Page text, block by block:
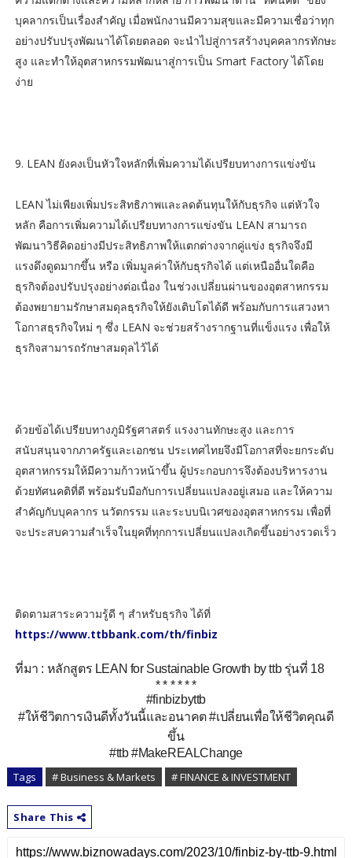
บุคลากรเป็นเรื่องสำคัญ เมื่อพนักงานมีความสุขและมีความเชื่อว่าทุก
อย่างปรับปรุงพัฒนาได้โดยตลอด จะนำไปสู่การสร้างบุคคลากรทักษะ
สูง และทำให้อุตสาหกรรมพัฒนาสู่การเป็น Smart Factory ได้โดย
ง่าย
9. LEAN ยังคงเป็นหัวใจหลักที่เพิ่มความได้เปรียบทางการแข่งขัน
LEAN ไม่เพียงเพิ่มประสิทธิภาพและลดต้นทุนให้กับธุรกิจ แต่หัวใจ
หลัก คือการเพิ่มความได้เปรียบทางการแข่งขัน LEAN สามารถ
พัฒนาวิธีคิดอย่างมีประสิทธิภาพให้แตกต่างจากคู่แข่ง ธุรกิจจึงมี
แรงดึงดูดมากขึ้น หรือ เพิ่มมูลค่าให้กับธุรกิจได้ แต่เหนืออื่นใดคือ
ธุรกิจต้องปรับปรุงอย่างต่อเนื่อง ในช่วงเปลี่ยนผ่านของอุตสาหกรรม
ต้องพยายามรักษาสมดุลธุรกิจให้ยังเติบโตได้ดี พร้อมกับการแสวงหา
โอกาสธุรกิจใหม่ ๆ ซึ่ง LEAN จะช่วยสร้างรากฐานที่แข็งแรง เพื่อให้
ธุรกิจสามารถรักษาสมดุลไว้ได้
ด้วยข้อได้เปรียบทางภูมิรัฐศาสตร์ แรงงานทักษะสูง และการ
สนับสนุนจากภาครัฐและเอกชน ประเทศไทยจึงมีโอกาสที่จะยกระดับ
อุตสาหกรรมให้มีความก้าวหน้าขึ้น ผู้ประกอบการจึงต้องบริหารงาน
ด้วยทัศนคติที่ดี พร้อมรับมือกับการเปลี่ยนแปลงอยู่เสมอ และให้ความ
สำคัญกับบุคลากร นวัตกรรม และระบบนิเวศของอุตสาหกรรม เพื่อที่
จะประสบความสำเร็จในยุคที่ทุกการเปลี่ยนแปลงเกิดขึ้นอย่างรวดเร็ว
ติดตามสาระความรู้ดี ๆ สำหรับธุรกิจ ได้ที่
https://www.ttbbank.com/th/finbiz
ที่มา : หลักสูตร LEAN for Sustainable Growth by ttb รุ่นที่ 18
** * * * *
#finbizbyttb
#ให้ชีวิตการเงินดีทั้งวันนี้และอนาคต#เปลี่ยนเพื่อให้ชีวิตคุณดี
ขึ้น
#ttb #MakeREALChange
Tags # Business & Markets # FINANCE & INVESTMENT
Share This